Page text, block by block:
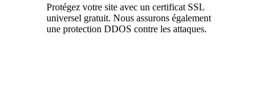
Protégez votre site avec un certificat SSL
universel gratuit. Nous assurons également
une protection DDOS contre les attaques.